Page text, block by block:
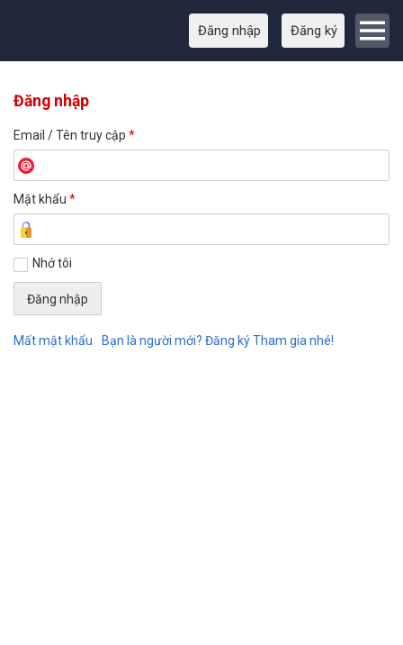
Đăng nhập Đăng ký
Đăng nhập
Email / Tên truy cập *
Mật khẩu *
Nhớ tôi
Mất mật khẩu Bạn là người mới? Đăng ký Tham gia nhé!